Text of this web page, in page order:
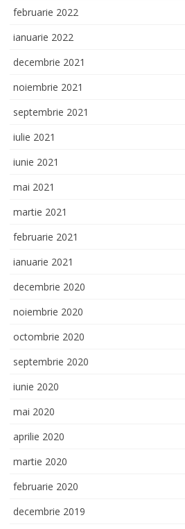
februarie 2022
ianuarie 2022
decembrie 2021
noiembrie 2021
septembrie 2021
iulie 2021
iunie 2021
mai 2021
martie 2021
februarie 2021
ianuarie 2021
decembrie 2020
noiembrie 2020
octombrie 2020
septembrie 2020
iunie 2020
mai 2020
aprilie 2020
martie 2020
februarie 2020
decembrie 2019